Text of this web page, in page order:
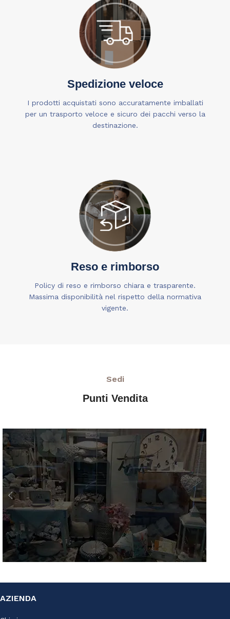
Spedizione veloce
I prodotti acquistati sono accuratamente imballati
per un trasporto veloce e sicuro dei pacchi verso la
destinazione.
Reso e rimborso
Policy di reso e rimborso chiara e trasparente.
Massima disponibilità nel rispetto della normativa
vigente.
Sedi
Punti Vendita
Via S. Francesco D'Assisi, 10
AZIENDA